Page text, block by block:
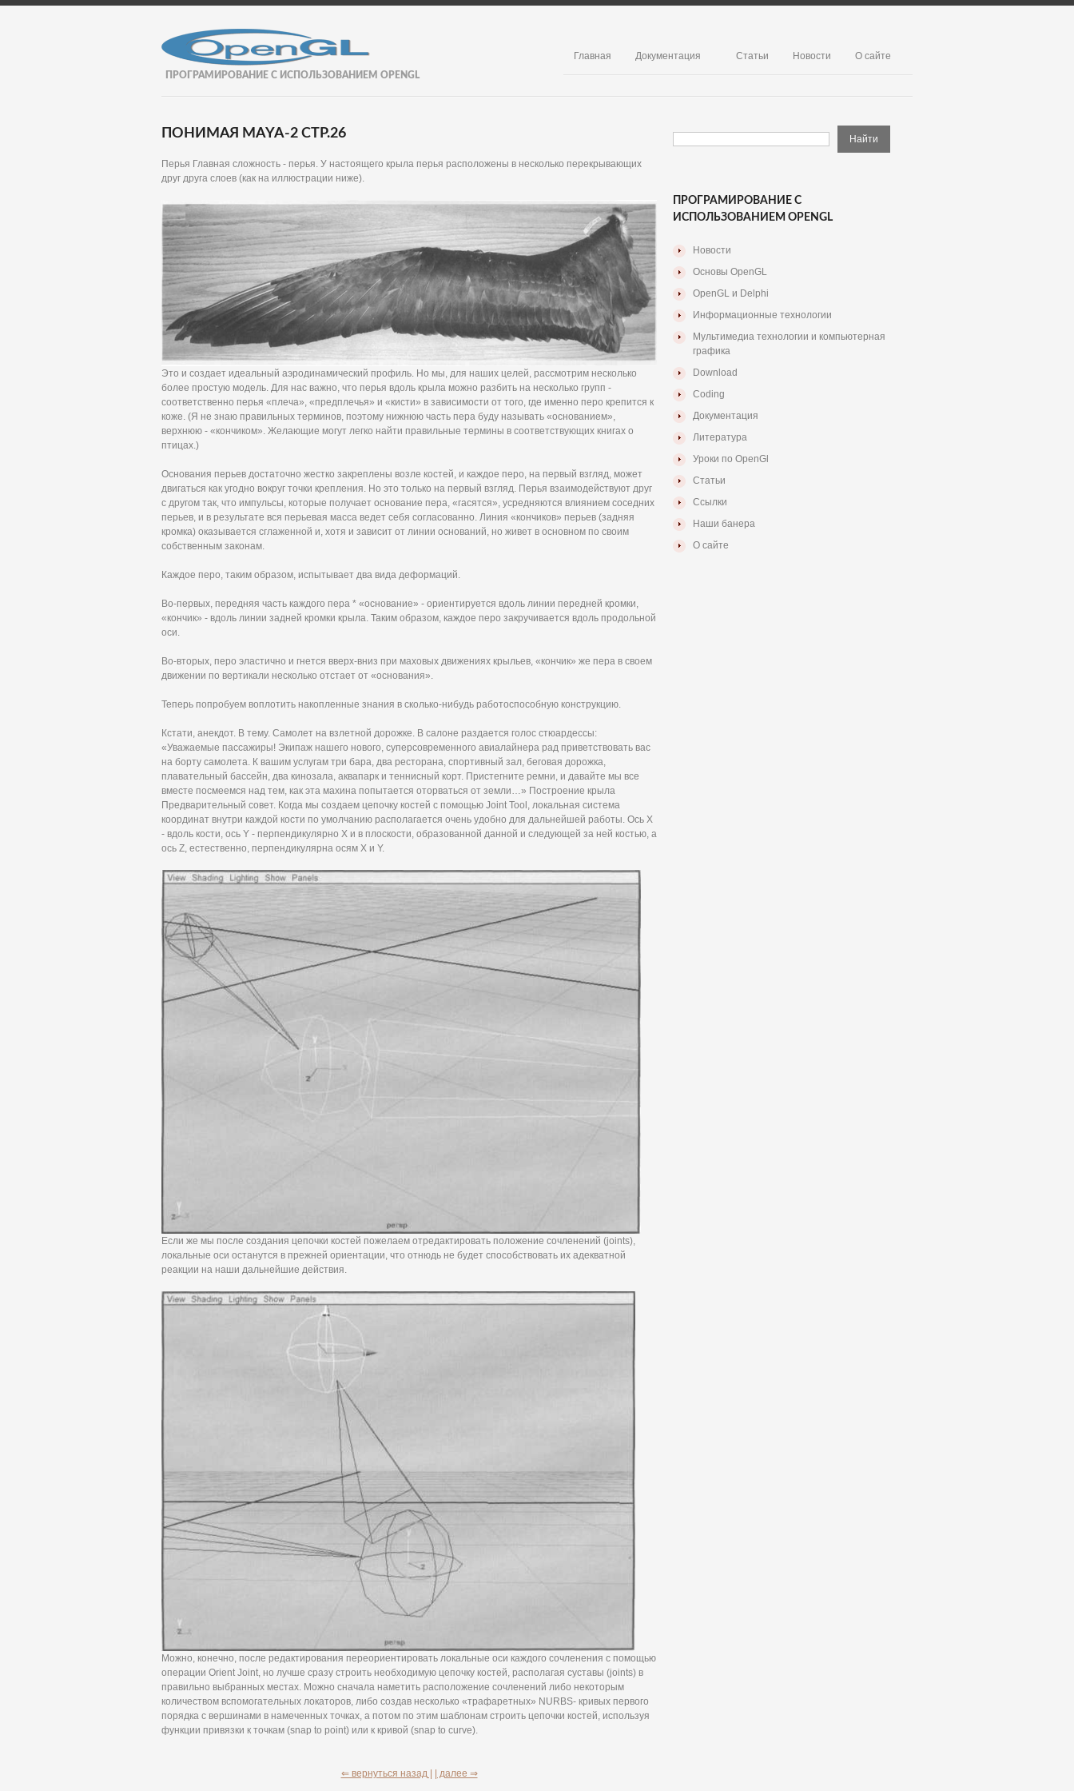
ПРОГРАМИРОВАНИЕ С ИСПОЛЬЗОВАНИЕМ OPENGL
Главная Документация Статьи Новости О сайте
ПОНИМАЯ MAYA-2 СТР.26
Перья Главная сложность - перья. У настоящего крыла перья расположены в несколько перекрывающих
друг друга слоев (как на иллюстрации ниже).
Это и создает идеальный аэродинамический профиль. Но мы, для наших целей, рассмотрим несколько
более простую модель. Для нас важно, что перья вдоль крыла можно разбить на несколько групп -
соответственно перья «плеча», «предплечья» и «кисти» в зависимости от того, где именно перо крепится к
коже. (Я не знаю правильных терминов, поэтому нижнюю часть пера буду называть «основанием»,
верхнюю - «кончиком». Желающие могут легко найти правильные термины в соответствующих книгах о
птицах.)
Основания перьев достаточно жестко закреплены возле костей, и каждое перо, на первый взгляд, может
двигаться как угодно вокруг точки крепления. Но это только на первый взгляд. Перья взаимодействуют друг
с другом так, что импульсы, которые получает основание пера, «гасятся», усредняются влиянием соседних
перьев, и в результате вся перьевая масса ведет себя согласованно. Линия «кончиков» перьев (задняя
кромка) оказывается сглаженной и, хотя и зависит от линии оснований, но живет в основном по своим
собственным законам.
Каждое перо, таким образом, испытывает два вида деформаций.
Во-первых, передняя часть каждого пера * «основание» - ориентируется вдоль линии передней кромки,
«кончик» - вдоль линии задней кромки крыла. Таким образом, каждое перо закручивается вдоль продольной
оси.
Во-вторых, перо эластично и гнется вверх-вниз при маховых движениях крыльев, «кончик» же пера в своем
движении по вертикали несколько отстает от «основания».
Теперь попробуем воплотить накопленные знания в сколько-нибудь работоспособную конструкцию.
Кстати, анекдот. В тему. Самолет на взлетной дорожке. В салоне раздается голос стюардессы:
«Уважаемые пассажиры! Экипаж нашего нового, суперсовременного авиалайнера рад приветствовать вас
на борту самолета. К вашим услугам три бара, два ресторана, спортивный зал, беговая дорожка,
плавательный бассейн, два кинозала, аквапарк и теннисный корт. Пристегните ремни, и давайте мы все
вместе посмеемся над тем, как эта махина попытается оторваться от земли…» Построение крыла
Предварительный совет. Когда мы создаем цепочку костей с помощью Joint Tool, локальная система
координат внутри каждой кости по умолчанию располагается очень удобно для дальнейшей работы. Ось X
- вдоль кости, ось Y - перпендикулярно X и в плоскости, образованной данной и следующей за ней костью, а
ось Z, естественно, перпендикулярна осям X и Y.
Если же мы после создания цепочки костей пожелаем отредактировать положение сочленений (joints),
локальные оси останутся в прежней ориентации, что отнюдь не будет способствовать их адекватной
реакции на наши дальнейшие действия.
Можно, конечно, после редактирования переориентировать локальные оси каждого сочленения с помощью
операции Orient Joint, но лучше сразу строить необходимую цепочку костей, располагая суставы (joints) в
правильно выбранных местах. Можно сначала наметить расположение сочленений либо некоторым
количеством вспомогательных локаторов, либо создав несколько «трафаретных» NURBS- кривых первого
порядка с вершинами в намеченных точках, а потом по этим шаблонам строить цепочки костей, используя
функции привязки к точкам (snap to point) или к кривой (snap to curve).
⇐ вернуться назад | | далее ⇒
ПРОГРАМИРОВАНИЕ С
ИСПОЛЬЗОВАНИЕМ OPENGL
Новости
Основы OpenGL
OpenGL и Delphi
Информационные технологии
Мультимедиа технологии и компьютерная
графика
Download
Coding
Документация
Литература
Уроки по OpenGl
Статьи
Ссылки
Наши банера
О сайте